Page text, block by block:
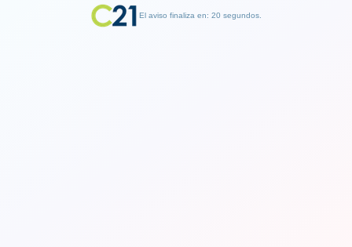
El aviso finaliza en: 19 segundos.